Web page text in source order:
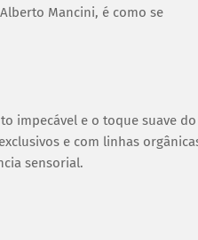
Mancini, é como se
impecável e o toque suave do
e com linhas
sensorial.